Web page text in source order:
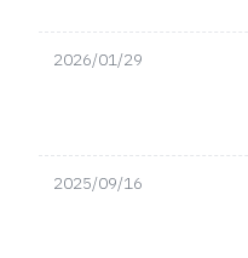
2026/01/29
2025/09/16